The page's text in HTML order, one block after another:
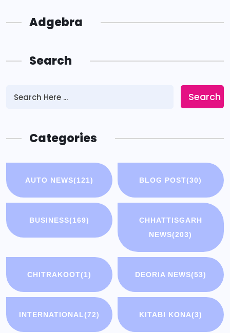
Adgebra
Search
Search
Categories
AUTO NEWS(121) BLOG POST(30)
BUSINESS(169)
CHHATTISGARH
NEWS(203)
CHITRAKOOT(1) DEORIA NEWS(53)
INTERNATIONAL(72) KITABI KONA(3)